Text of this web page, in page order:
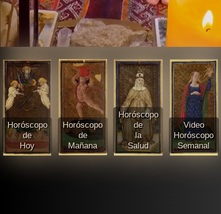
Horóscopo
de
Hoy
Horóscopo
de
Mañana
Horóscopo
de
la
Salud
Video
Horóscopo
Semanal